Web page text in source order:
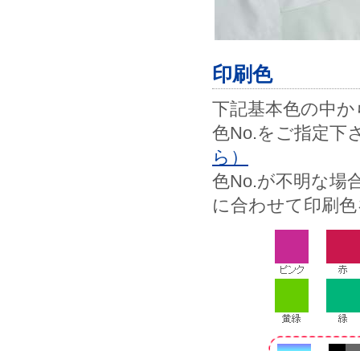
印刷色
下記基本色の中
色No.をご指定下
ら）
色No.が不明な場
に合わせて印刷